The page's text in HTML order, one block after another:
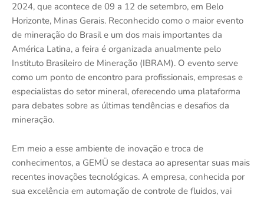
2024, que acontece de 09 a 12 de setembro, em Belo
Horizonte, Minas Gerais. Reconhecido como o maior evento
de mineração do Brasil e um dos mais importantes da
América Latina, a feira é organizada anualmente pelo
Instituto Brasileiro de Mineração (IBRAM). O evento serve
como um ponto de encontro para profissionais, empresas e
especialistas do setor mineral, oferecendo uma plataforma
para debates sobre as últimas tendências e desafios da
mineração.
Em meio a esse ambiente de inovação e troca de
conhecimentos, a GEMÜ se destaca ao apresentar suas mais
recentes inovações tecnológicas. A empresa, conhecida por
sua excelência em automação de controle de fluidos, vai